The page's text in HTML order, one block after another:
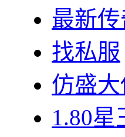
最新
找私服
仿盛
1.80星